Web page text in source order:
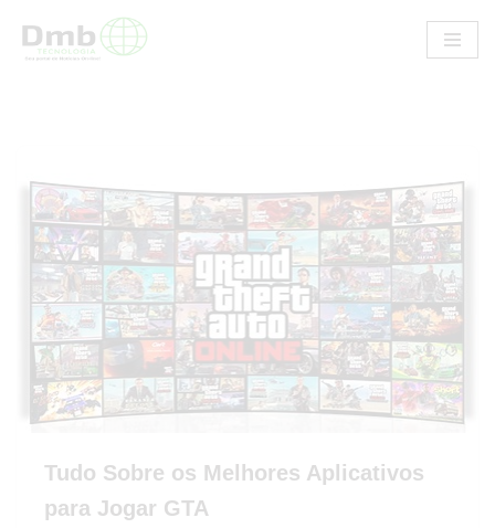
Pular
Tudo Sobre os Melhores Aplicativos
para Jogar GTA